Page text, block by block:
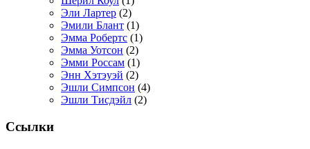
Эли Лартер (2)
Эмили Блант (1)
Эмма Робертс (1)
Эмма Уотсон (2)
Эмми Россам (1)
Энн Хэтэуэй (2)
Эшли Симпсон (4)
Эшли Тисдэйл (2)
Ссылки